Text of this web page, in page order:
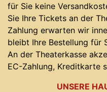
für Sie keine
Sie Ihre Tickets an der
Zahlung erwarten wir
bleibt Ihre Bestellung für
An der Theaterkasse
EC-Zahlung, Kreditkarte
UNSERE